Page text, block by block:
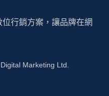
行銷方案，讓品牌在網
Marketing Ltd.